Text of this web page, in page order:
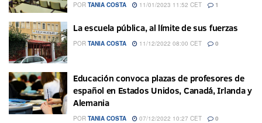
POR TANIA COSTA 11/01/2023 11:52 CET 1
La escuela pública, al límite de sus fuerzas
POR TANIA COSTA 11/12/2022 08:00 CET 0
Educación convoca plazas de profesores de
español en Estados Unidos, Canadá, Irlanda y
Alemania
POR TANIA COSTA 07/12/2022 10:27 CET 0